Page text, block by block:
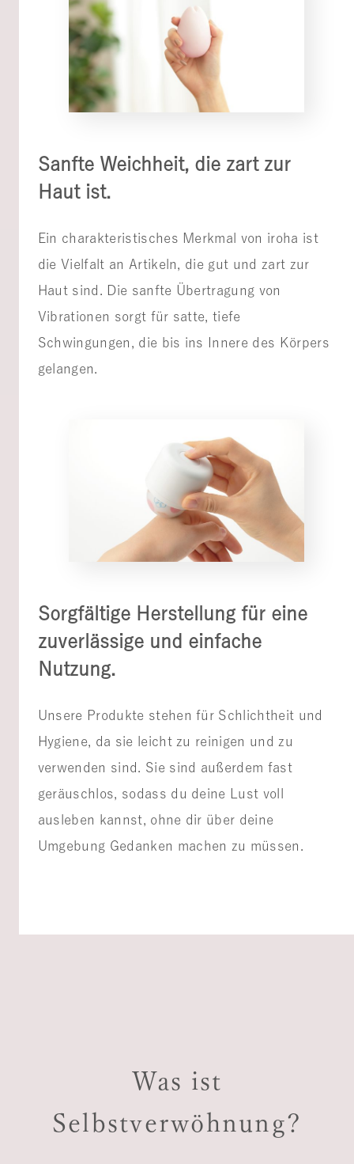
Sanfte Weichheit, die zart zur
Haut ist.
Ein charakteristisches Merkmal von iroha ist
die Vielfalt an Artikeln, die gut und zart zur
Haut sind. Die sanfte Übertragung von
Vibrationen sorgt für satte, tiefe
Schwingungen, die bis ins Innere des Körpers
gelangen.
Sorgfältige Herstellung für eine
zuverlässige und einfache
Nutzung.
Unsere Produkte stehen für Schlichtheit und
Hygiene, da sie leicht zu reinigen und zu
verwenden sind. Sie sind außerdem fast
geräuschlos, sodass du deine Lust voll
ausleben kannst, ohne dir über deine
Umgebung Gedanken machen zu müssen.
Was ist
Selbstverwöhnung?